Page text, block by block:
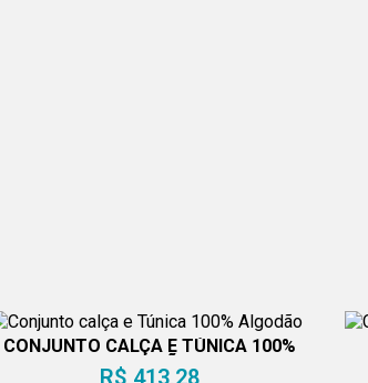
CONJUNTO CALÇA E TÚNICA 100%
ALGODÃO
R$ 413,28